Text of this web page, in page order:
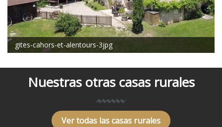
gites-cahors-et-alentours-3jpg
Nuestras otras casas rurales
Ver todas las casas rurales